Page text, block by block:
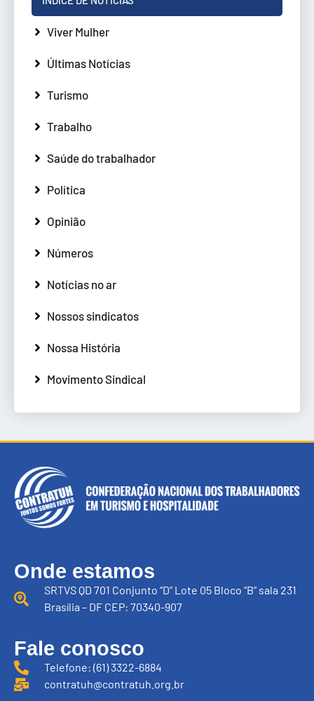
Viver Mulher
Últimas Notícias
Turismo
Trabalho
Saúde do trabalhador
Política
Opinião
Números
Notícias no ar
Nossos sindicatos
Nossa História
Movimento Sindical
Onde estamos
SRTVS QD 701 Conjunto “D” Lote 05 Bloco “B” sala 231
Brasília – DF CEP: 70340-907
Fale conosco
Telefone: (61) 3322-6884
contratuh@contratuh.org.br